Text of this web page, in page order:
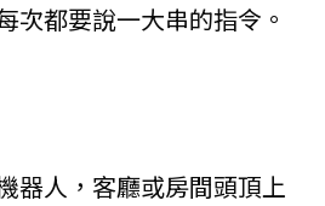
次都要說一大串的指令。
器人，客廳或房間頭頂上